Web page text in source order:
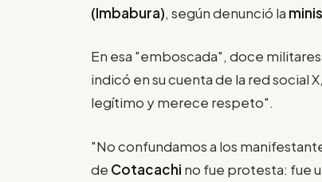
(Imbabura), según denunció la
En esa "emboscada", doce
indicó en su cuenta de la red social
legítimo y merece respeto".
"No confundamos a los
de Cotacachi no fue protesta: fue